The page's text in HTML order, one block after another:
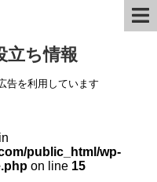
立ち情報
告を利用しています
public_html/wp-
on line 15